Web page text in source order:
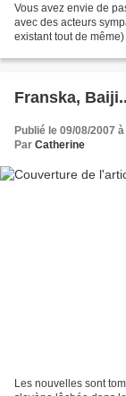
Vous avez envie de
avec des acteurs
existant tout de
Franska,
Publié le 09/08/2007
Par Catherine
Les nouvelles sont